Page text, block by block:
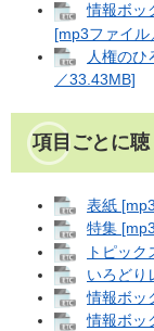
情報ボッ
[mp3ファイル
人権の
／33.43MB]
項目ごとに聴
表紙
特集
トピッ
いろどり
情報ボッ
情報ボッ